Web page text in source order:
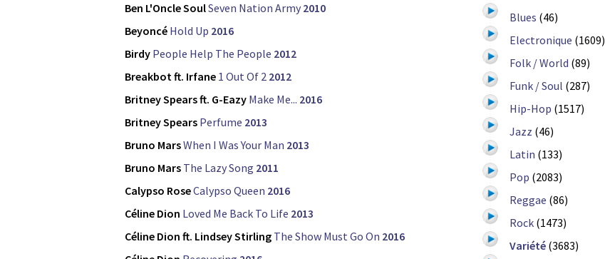
Ben L'Oncle SoulSeven Nation Army 2010
Beyoncé Hold Up 2016
Birdy People Help The People 2012
Breakbot ft. Irfane 1 Out Of 2 2012
Britney Spears ft. G-Eazy Make Me... 2016
Britney Spears Perfume 2013
Bruno MarsWhen I Was Your Man 2013
Bruno Mars The Lazy Song 2011
Calypso RoseCalypso Queen 2016
Céline Dion Loved Me Back To Life 2013
Céline Dion ft. Lindsey Stirling The Show Must Go On 2016
Blues (46)
Electronique (1609)
Folk / World (89)
Funk / Soul (287)
Hip-Hop (1517)
Jazz (46)
Latin (133)
Pop (2083)
Reggae (86)
Rock (1473)
Variété (3683)